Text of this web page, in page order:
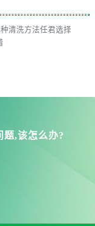
清洗方法任君选择
题,该怎么办?